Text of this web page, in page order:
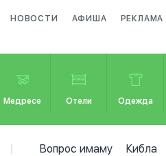
НОВОСТИ АФИША РЕКЛАМА
Медресе Отели Одежда
Вопрос имаму Кибла